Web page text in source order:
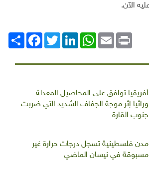
.
انشر
FacebookTwitterLinkedIn
WhatsAppEmail Print
أفريقيا توافق على المحاصيل المعدلة
وراثيا إثر موجة الجفاف الشديد التي ضربت
جنوب القارة
مدن فلسطينية تسجل درجات حرارة غير
مسبوقة في نيسان الماضي